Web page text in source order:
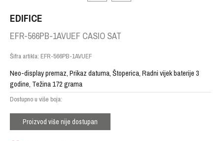
EDIFICE
EFR-566PB-1AVUEF CASIO SAT
Šifra artikla: EFR-566PB-1AVUEF
Neo-display premaz, Prikaz datuma, Štoperica, Radni vijek baterije 3
godine, Težina 172 grama
Dostupno u više boja:
Proizvod više nije dostupan